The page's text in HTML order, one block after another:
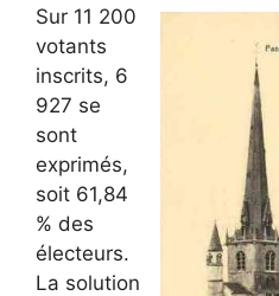
Sur 11 200
votants
inscrits, 6
927 se
sont
exprimés,
soit 61,84
% des
électeurs.
La solution